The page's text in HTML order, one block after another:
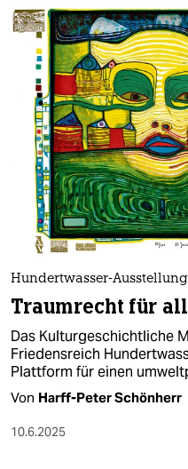
Hundertwasser-
Traumrecht für
Das Kulturgeschichtliche
Friedensreich
Plattform für einen
Von Harff-Peter Schönherr
10.6.2025